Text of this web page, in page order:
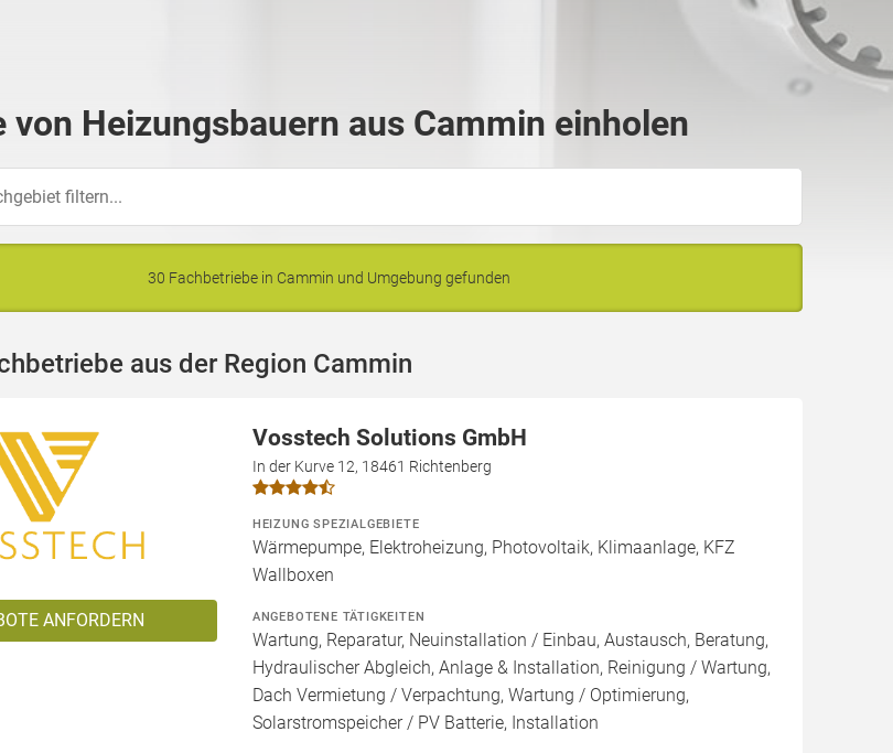
von Heizungsbauern aus Cammin einholen
30 Fachbetriebe in Cammin und Umgebung gefunden
aus der Region Cammin
ANFORDERN
Vosstech Solutions GmbH
In der Kurve 12, 18461 Richtenberg
HEIZUNG SPEZIALGEBIETE
Wärmepumpe, Elektroheizung, Photovoltaik, Klimaanlage, KFZ
Wallboxen
ANGEBOTENE TÄTIGKEITEN
Wartung, Reparatur, Neuinstallation / Einbau, Austausch, Beratung,
Hydraulischer Abgleich, Anlage & Installation, Reinigung / Wartung,
Dach Vermietung / Verpachtung, Wartung / Optimierung,
Solarstromspeicher / PV Batterie, Installation